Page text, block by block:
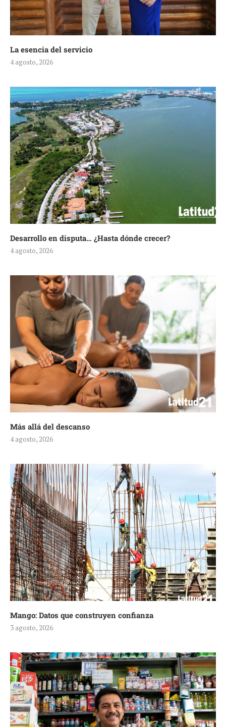
La esencia del servicio
4 agosto, 2026
Desarrollo en disputa… ¿Hasta dónde crecer?
4 agosto, 2026
Más allá del descanso
4 agosto, 2026
Mango: Datos que construyen confianza
3 agosto, 2026